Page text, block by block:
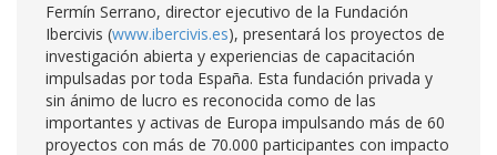
Fermín Serrano, director ejecutivo de la Fundación
Ibercivis (www.ibercivis.es), presentará los proyectos de
investigación abierta y experiencias de capacitación
impulsadas por toda España. Esta fundación privada y
sin ánimo de lucro es reconocida como de las
importantes y activas de Europa impulsando más de 60
proyectos con más de 70.000 participantes con impacto